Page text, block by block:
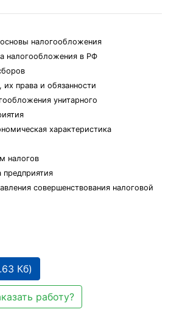
основы налогообложения
налогообложения в РФ
права и обязанности
унитарного
характеристика
налогов
предприятия
совершенствования налоговой
Кб)
работу?